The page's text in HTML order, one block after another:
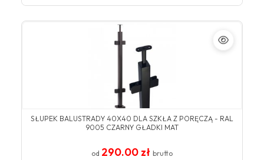
SŁUPEK BALUSTRADY 40X40 DLA SZKŁA Z PORĘCZĄ - RAL
9005 CZARNY GŁADKI MAT
od 290.00 zł brutto